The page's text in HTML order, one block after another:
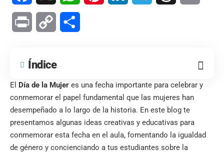
Print Copy
Índice
El Día de la Mujer es una fecha importante para celebrar y
conmemorar el papel fundamental que las mujeres han
desempeñado a lo largo de la historia. En este blog te
presentamos algunas ideas creativas y educativas para
conmemorar esta fecha en el aula, fomentando la igualdad
de género y concienciando a tus estudiantes sobre la